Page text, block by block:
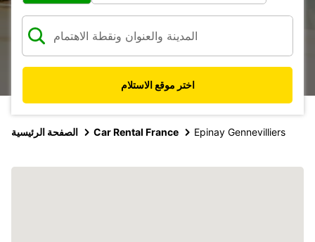
اختر موقع الاستلام
الصفحة الرئيسية Car Rental France Epinay Gennevilliers